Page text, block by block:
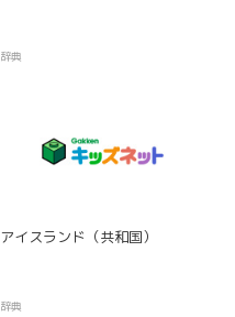
辞典
アイスランド（共和国）
辞典